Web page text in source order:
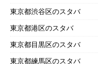
東京都渋谷区のスタバ
東京都港区のスタバ
東京都目黒区のスタバ
東京都練馬区のスタバ